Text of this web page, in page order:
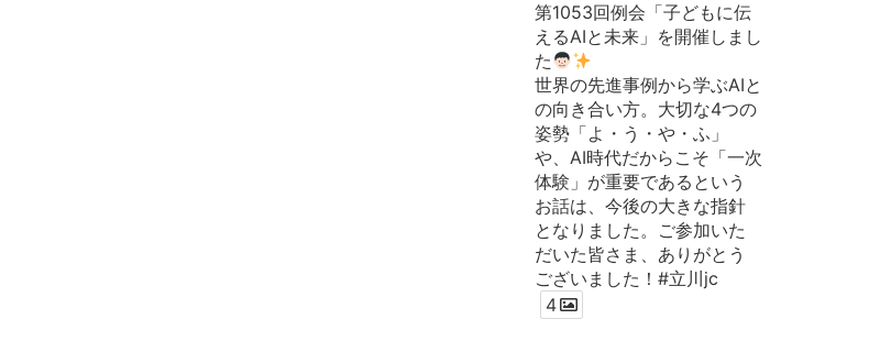
第1053回例会「子どもに伝
えるAIと未来」を開催しまし
た
世界の先進事例から学ぶAIと
の向き合い方。大切な4つの
姿勢「よ・う・や・ふ」
や、AI時代だからこそ「一次
体験」が重要であるという
お話は、今後の大きな指針
となりました。ご参加いた
だいた皆さま、ありがとう
ございました！#立川jc
4